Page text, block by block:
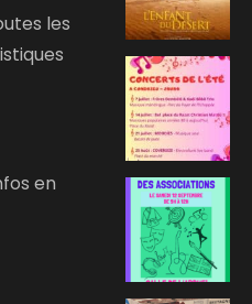
les
en